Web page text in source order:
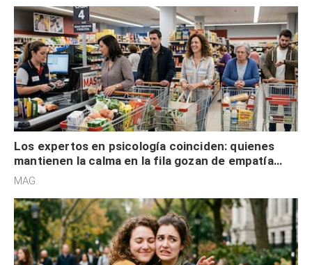
Los expertos en psicología coinciden: quienes
mantienen la calma en la fila gozan de empatía
cognitiva, gratitud y no solo tienen autocontrol
MAG.